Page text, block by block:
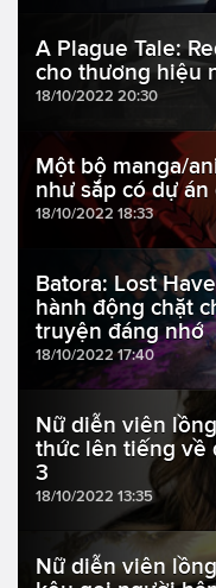
A Plague Tale:
cho thương hiệu
18/10/2022 20:30
Một bộ manga/
như sắp có dự án
18/10/2022 18:33
Batora: Lost
hành động chặt
truyện đáng nhớ
18/10/2022 17:40
Nữ diễn viên
thức lên tiếng về
3
18/10/2022 13:35
Nữ diễn viên